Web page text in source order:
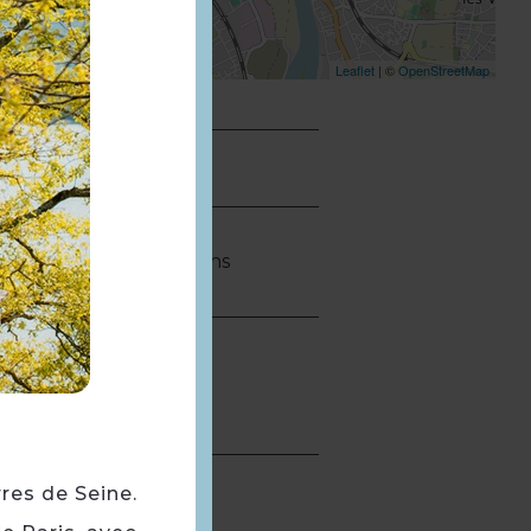
Leaflet | ©OpenStreetMap
locale · Paiement sans
de Seine.